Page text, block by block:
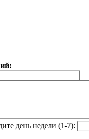
день недели (1-7):